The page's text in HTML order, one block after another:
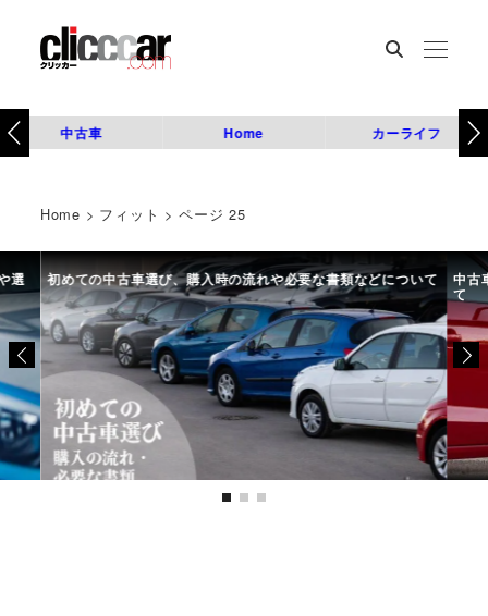
中古車 Home カーライフ
Home > フィット >ページ 25
選 初めての中古車選び、購入時の流れや必要な書類などについて 中古
て